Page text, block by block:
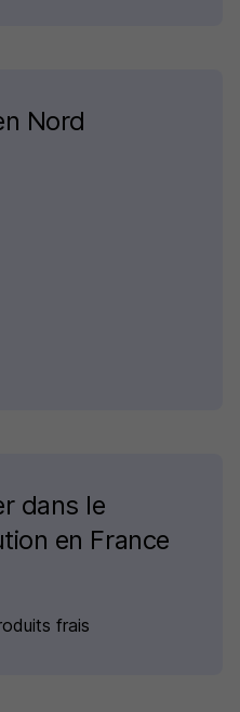
Nord
dans le
en France
frais